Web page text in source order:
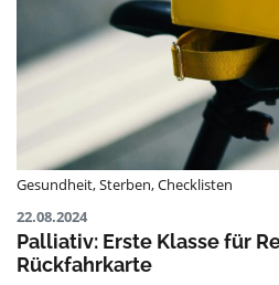
Gesundheit,Sterben,Checklisten
22.08.2024
Palliativ: Erste Klasse für
Rückfahrkarte